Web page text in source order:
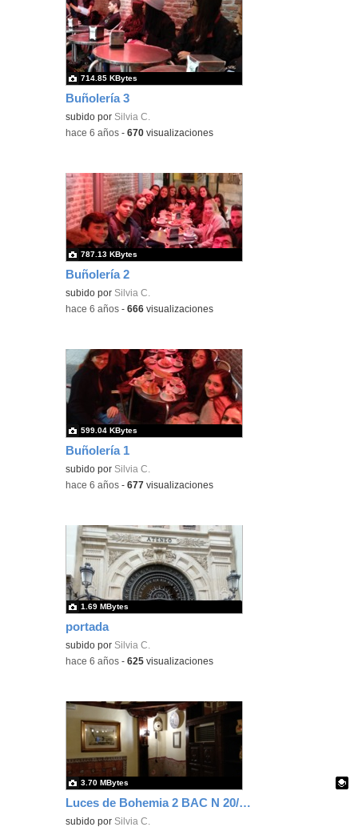
Buñolería 3
subido por Silvia C.
714.85 KBytes
-hace 6 años -670 visualizaciones
Buñolería 2
subido por Silvia C.
787.13 KBytes
-hace 6 años -666 visualizaciones
Buñolería 1
subido por Silvia C.
599.04 KBytes
-hace 6 años -677 visualizaciones
portada
subido por Silvia C.
1.69 MBytes
-hace 6 años -625 visualizaciones
Luces de Bohemia 2 BAC N 20/12/2019
Contenido educativo.
subido por Silvia C.
3.70 MBytes